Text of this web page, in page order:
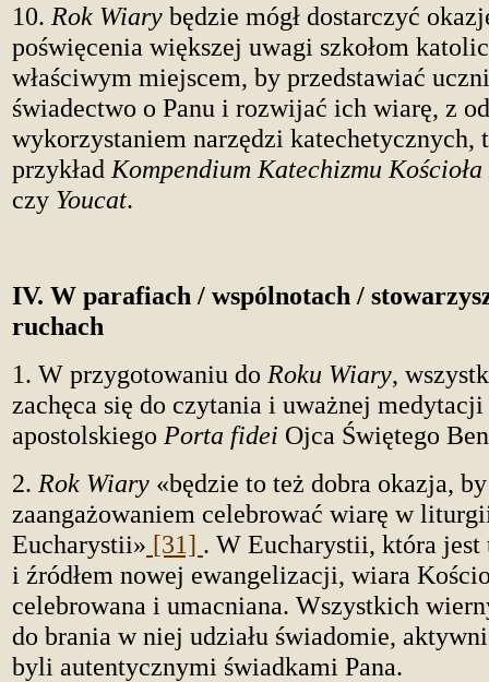
10. Rok Wiary będzie mógł dostarczyć
poświęcenia większej uwagi szkołom
właściwym miejscem, by przedstawiać
świadectwo o Panu i rozwijać ich wiarę, z
wykorzystaniem narzędzi katechetycznych,
przykład Kompendium Katechizmu
czy Youcat.
IV. W parafiach / wspólnotach /
ruchach
1. W przygotowaniu do Roku Wiary,
zachęca się do czytania i uważnej
apostolskiego Porta fidei Ojca Świętego
2. Rok Wiary «będzie to też dobra okazja,
zaangażowaniem celebrować wiarę w
Eucharystii» [31] . W Eucharystii, która
i źródłem nowej ewangelizacji, wiara
celebrowana i umacniana. Wszystkich
do brania w niej udziału świadomie,
byli autentycznymi świadkami Pana.